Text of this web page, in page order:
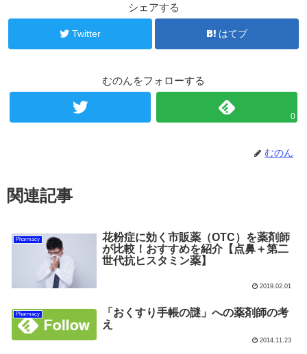
シェアする
Twitter はてブ
むのんをフォローする
0
むのん
関連記事
Pharmacy
花粉症に効く市販薬（OTC）を薬剤師
が比較！おすすめを紹介【点鼻＋第二
世代抗ヒスタミン薬】
2019.02.01
Pharmacy
「おくすり手帳の謎」への薬剤師の考
え
2014.11.23